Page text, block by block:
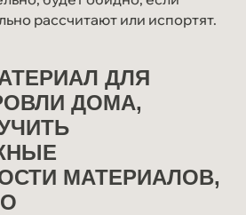
рассчитают или испортят.
ДЛЯ
ДОМА,
МАТЕРИАЛОВ,